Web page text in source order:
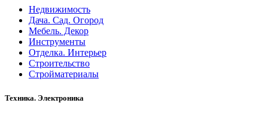
Недвижимость
Дача. Сад. Огород
Мебель. Декор
Инструменты
Отделка. Интерьер
Строительство
Стройматериалы
Техника. Электроника